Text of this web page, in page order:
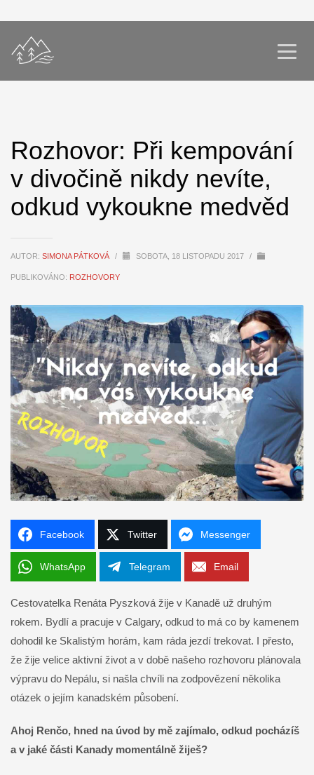
Rozhovor: Při kempování
v divočině nikdy nevíte,
odkud vykoukne medvěd
AUTOR: SIMONA PÁTKOVÁ / SOBOTA, 18 LISTOPADU 2017 /
PUBLIKOVÁNO: ROZHOVORY
Facebook Twitter Messenger
WhatsApp Telegram Email
Cestovatelka Renáta Pyszková žije v Kanadě už druhým
rokem. Bydlí a pracuje v Calgary, odkud to má co by kamenem
dohodil ke Skalistým horám, kam ráda jezdí trekovat. I přesto,
že žije velice aktivní život a v době našeho rozhovoru plánovala
výpravu do Nepálu, si našla chvíli na zodpovězení několika
otázek o jejím kanadském působení.
Ahoj Renčo, hned na úvod by mě zajímalo, odkud pocházíš
a v jaké části Kanady momentálně žiješ?